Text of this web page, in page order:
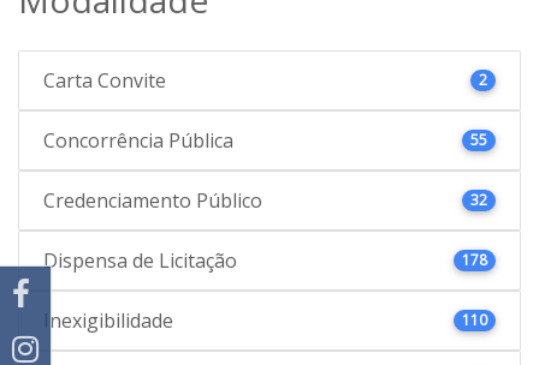
Carta Convite 2
Concorrência Pública 55
Credenciamento Público 32
Dispensa de Licitação 178
Inexigibilidade 110